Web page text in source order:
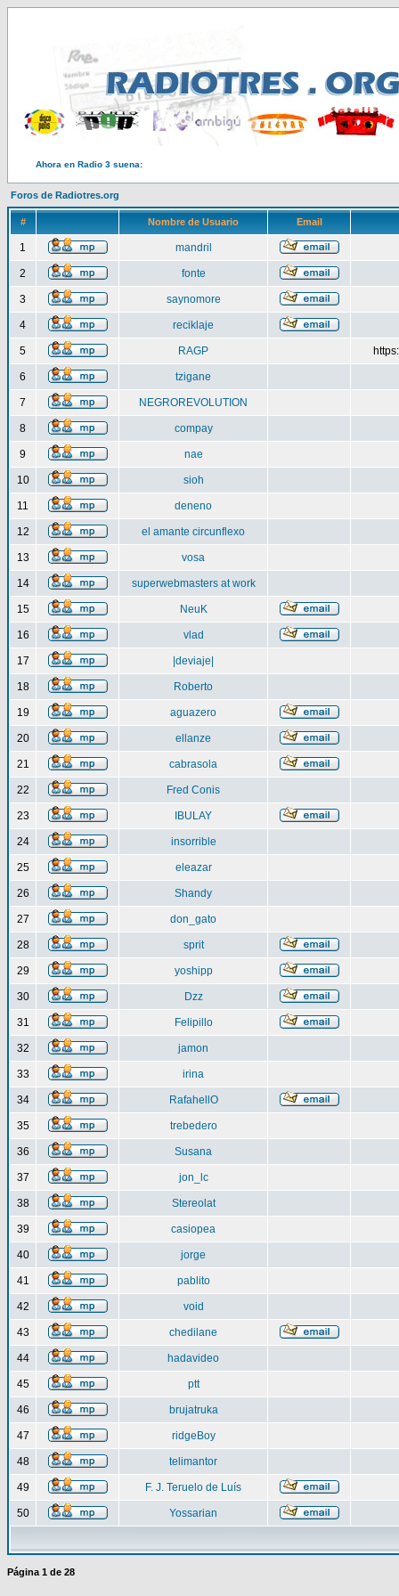
Ahora en Radio 3 suena:
Foros de Radiotres.org
# Nombre de Usuario Email
1 mandril
2 fonte
3 saynomore
4 reciklaje
5 RAGP
6 tzigane
7 NEGROREVOLUTION
8 compay
9 nae
10 sioh
11 deneno
12 el amante circunflexo
13 vosa
14 superwebmasters at work
15 NeuK
16 vlad
17 |deviaje|
18 Roberto
19 aguazero
20 ellanze
21 cabrasola
22 Fred Conis
23 IBULAY
24 insorrible
25 eleazar
26 Shandy
27 don_gato
28 sprit
29 yoshipp
30 Dzz
31 Felipillo
32 jamon
33 irina
34 RafahellO
35 trebedero
36 Susana
37 jon_lc
38 Stereolat
39 casiopea
40 jorge
41 pablito
42 void
43 chedilane
44 hadavideo
45 ptt
46 brujatruka
47 ridgeBoy
48 telimantor
49 F. J. Teruelo de Luís
50 Yossarian
Página 1 de 28